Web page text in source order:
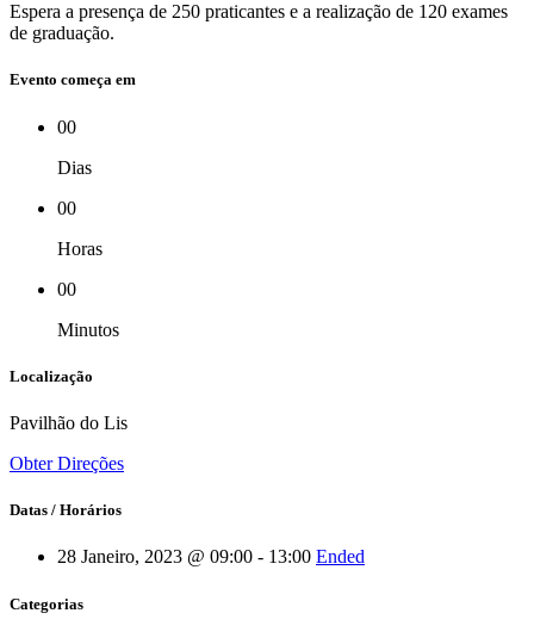
Espera a presença de 250 praticantes e a realização de 120 exames
de graduação.
Evento começa em
00
Dias
00
Horas
00
Minutos
Localização
Pavilhão do Lis
Obter Direções
Datas / Horários
28 Janeiro, 2023 @ 09:00 - 13:00 Ended
Categorias